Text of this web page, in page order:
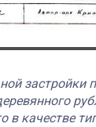
застройки
в качестве